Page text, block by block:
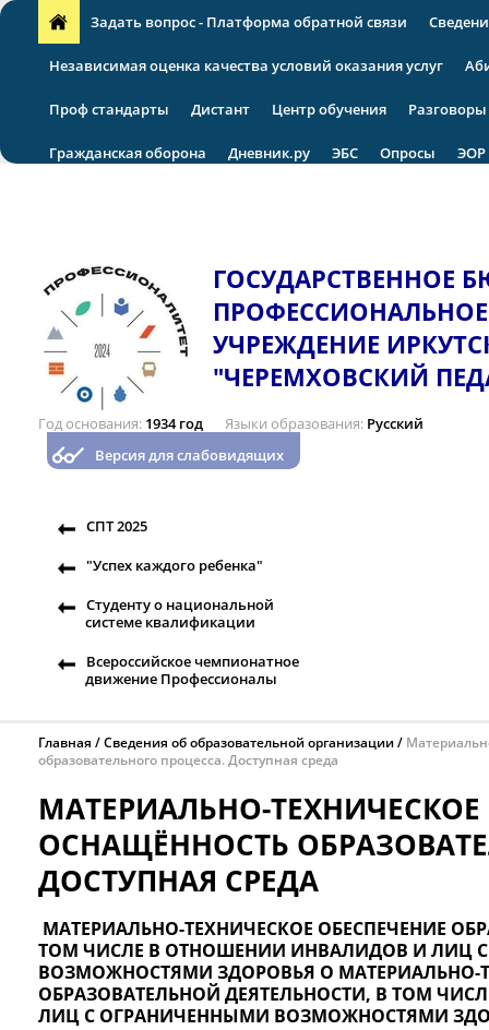
Задать вопрос - Платформа обратной связи
Независимая оценка качества условий оказания услуг
Проф стандарты Дистант Центр обучения
Гражданская оборона Дневник.ру ЭБС Опросы ЭОР
ГОСУДАРСТВЕННОЕ
УЧРЕЖДЕНИЕ
"ЧЕРЕМХОВСКИЙ
Год основания 1934 год Языки образования Русский
Версия для слабовидящих
СПТ 2025
"Успех каждого ребенка"
Студенту о национальной
системе квалификации
Всероссийское чемпионатное
движение Профессионалы
Главная Сведения об образовательной организации
образовательного процесса. Доступная среда
МАТЕРИАЛЬНО-
ОСНАЩЁННОСТЬ
ДОСТУПНАЯ СРЕДА
МАТЕРИАЛЬНО-ТЕХНИЧЕСКОЕ ОБЕСПЕЧЕНИЕ
ТОМ ЧИСЛЕ В ОТНОШЕНИИ ИНВАЛИДОВ И ЛИЦ
ВОЗМОЖНОСТЯМИ ЗДОРОВЬЯ О МАТЕРИАЛЬНО-
ОБРАЗОВАТЕЛЬНОЙ ДЕЯТЕЛЬНОСТИ, В ТОМ
ЛИЦ С ОГРАНИЧЕННЫМИ ВОЗМОЖНОСТЯМИ